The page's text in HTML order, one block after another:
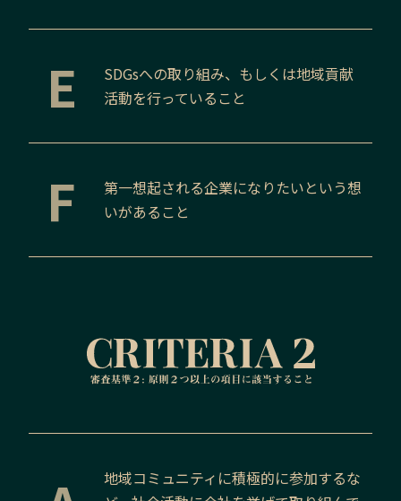
E
SDGsへの取り組み、もしくは地域貢献
活動を行っていること
F
第一想起される企業になりたいという想
いがあること
地域コミュニティに積極的に参加するな